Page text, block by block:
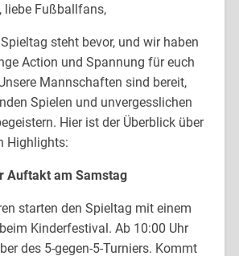
liebe Fußballfans,
steht bevor, und wir haben
Action und Spannung für euch
Mannschaften sind bereit,
Spielen und unvergesslichen
Hier ist der Überblick über
Highlights:
Auftakt am Samstag
starten den Spieltag mit einem
Kinderfestival. Ab 10:00 Uhr
des 5-gegen-5-Turniers. Kommt